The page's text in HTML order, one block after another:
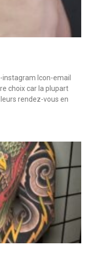
instagram Icon-email
choix car la plupart
rendez-vous en